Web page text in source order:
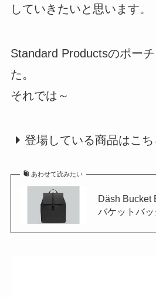
していきたいと思います。
Standard Productsのポー
た。
それでは～
登場している商品はこち
あわせて読みたい
Däsh Bucket
バケットバ